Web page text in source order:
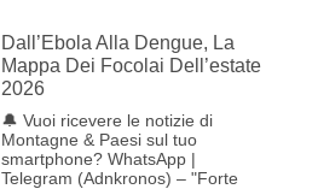
Dall’Ebola Alla Dengue, La
Mappa Dei Focolai Dell’estate
2026
🔔 Vuoi ricevere le notizie di
Montagne & Paesi sul tuo
smartphone? WhatsApp |
Telegram (Adnkronos) – "Forte